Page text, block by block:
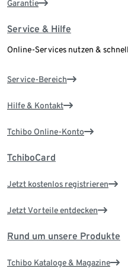
Garantie
Service & Hilfe
Online-Services nutzen &
Service-Bereich
Hilfe & Kontakt
Tchibo Online-Konto
TchiboCard
Jetzt kostenlos registrieren
Jetzt Vorteile entdecken
Rund um unsere Produkte
Tchibo Kataloge & Magazine